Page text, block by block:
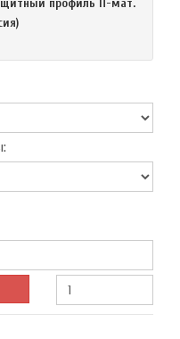
профиль П-мат.